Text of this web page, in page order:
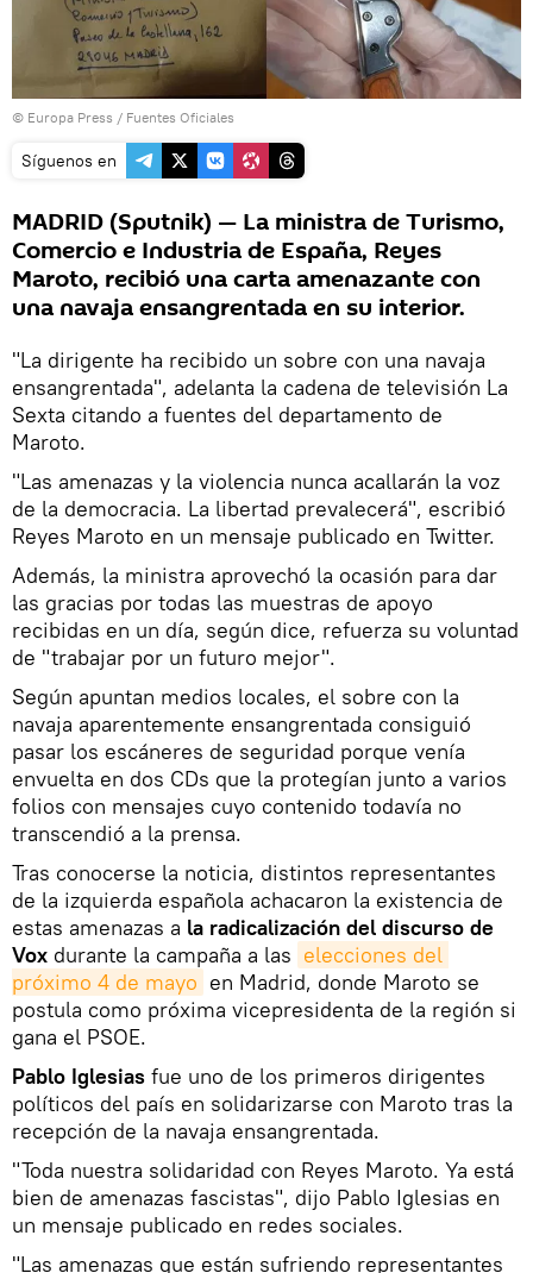
© Europa Press / Fuentes Oficiales
Síguenos en
MADRID (Sputnik) — La ministra de Turismo,
Comercio e Industria de España, Reyes
Maroto, recibió una carta amenazante con
una navaja ensangrentada en su interior.
"La dirigente ha recibido un sobre con una navaja
ensangrentada", adelanta la cadena de televisión La
Sexta citando a fuentes del departamento de
Maroto.
"Las amenazas y la violencia nunca acallarán la voz
de la democracia. La libertad prevalecerá", escribió
Reyes Maroto en un mensaje publicado en Twitter.
Además, la ministra aprovechó la ocasión para dar
las gracias por todas las muestras de apoyo
recibidas en un día, según dice, refuerza su voluntad
de "trabajar por un futuro mejor".
Según apuntan medios locales, el sobre con la
navaja aparentemente ensangrentada consiguió
pasar los escáneres de seguridad porque venía
envuelta en dos CDs que la protegían junto a varios
folios con mensajes cuyo contenido todavía no
transcendió a la prensa.
Tras conocerse la noticia, distintos representantes
de la izquierda española achacaron la existencia de
estas amenazas a la radicalización del discurso de
Vox durante la campaña a las elecciones del
próximo 4 de mayo en Madrid, donde Maroto se
postula como próxima vicepresidenta de la región si
gana el PSOE.
Pablo Iglesias fue uno de los primeros dirigentes
políticos del país en solidarizarse con Maroto tras la
recepción de la navaja ensangrentada.
"Toda nuestra solidaridad con Reyes Maroto. Ya está
bien de amenazas fascistas", dijo Pablo Iglesias en
un mensaje publicado en redes sociales.
"Las amenazas que están sufriendo representantes